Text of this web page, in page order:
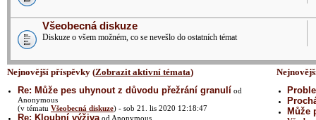
Všeobecná diskuze
Diskuze o všem možném, co se nevešlo do ostatních témat
Nejnovější příspěvky (Zobrazit aktivní témata)
Re: Může pes uhynout z důvodu přežrání granulí od
Anonymous
(v tématu Všeobecná diskuze) - sob 21. lis 2020 12:18:47
Re: Kloubní výživa od Anonymous
Může